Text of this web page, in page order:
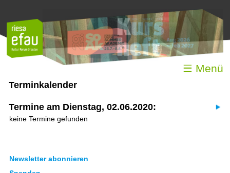
☰ Menü
Terminkalender
Termine am Dienstag, 02.06.2020:
keine Termine gefunden
Newsletter abonnieren